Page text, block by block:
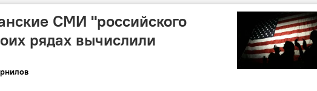
СМИ "российского
рядах вычислили